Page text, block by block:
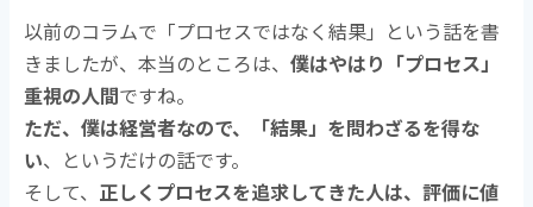
以前のコラムで「プロセスではなく結果」という話を書
きましたが、本当のところは、僕はやはり「プロセス」
重視の人間ですね。
ただ、僕は経営者なので、「結果」を問わざるを得な
い、というだけの話です。
そして、 正しくプロセスを追求してきた人は、評価に値